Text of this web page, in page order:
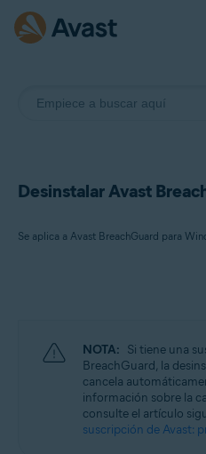
Desinstalar Avast
Avast BreachGuard 1.x para Mac
Sistemas operativos:
Microsoft Windows 11 Home/Pro/
Microsoft Windows 10 Home/Pro/
Microsoft Windows 8.1/Pro/
NOTA: Si tiene una
BreachGuard, la
cancela
información sobre la
consulte el artículo
suscripción de Avast: